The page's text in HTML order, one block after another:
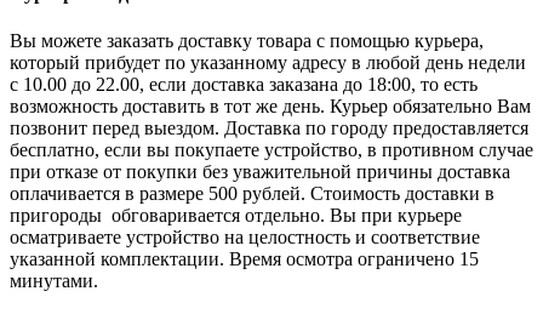
Вы можете заказать доставку товара с помощью курьера,
который прибудет по указанному адресу в любой день недели
с 10.00 до 22.00, если доставка заказана до 18:00, то есть
возможность доставить в тот же день. Курьер обязательно Вам
позвонит перед выездом. Доставка по городу предоставляется
бесплатно, если вы покупаете устройство, в противном случае
при отказе от покупки без уважительной причины доставка
оплачивается в размере 500 рублей. Стоимость доставки в
пригороды обговаривается отдельно. Вы при курьере
осматриваете устройство на целостность и соответствие
указанной комплектации. Время осмотра ограничено 15
минутами.